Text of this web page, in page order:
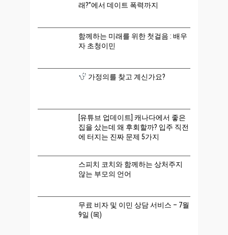
래?”에서 데이트 폭력까지
함께하는 미래를 위한 첫걸음 : 배우
자 초청이민
가정의를 찾고 계신가요?
[유튜브 업데이트] 캐나다에서 좋은
집을 샀는데 왜 후회할까? 입주 직전
에 터지는 진짜 문제 5가지
스피치 코치와 함께하는 상처주지
않는 부모의 언어
무료 비자 및 이민 상담 서비스 – 7월
9일 (목)